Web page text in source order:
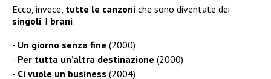
Ecco, invece, tutte le canzoni che sono diventate dei
singoli. I brani:
Un giorno senza fine (2000)
Per tutta un’altra destinazione (2000)
Ci vuole un business (2004)